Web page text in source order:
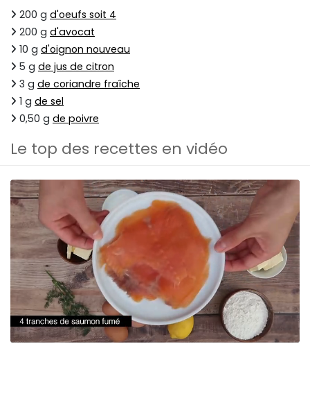
200 g d'oeufs soit 4
200 g d'avocat
10 g d'oignon nouveau
5 g de jus de citron
3 g de coriandre fraîche
1 g de sel
0,50 g de poivre
Le top des recettes en vidéo